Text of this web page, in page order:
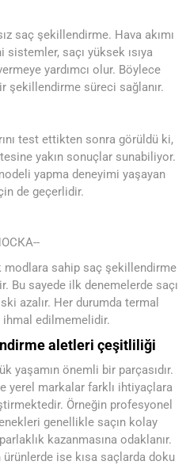
saç şekillendirme. Hava akımı
saçı yüksek ısıya
yardımcı olur. Böylece
şekillendirme süreci sağlanır.
test ettikten sonra görüldü ki,
yakın sonuçlar sunabiliyor.
yapma deneyimi yaşayan
de geçerlidir.
sahip saç şekillendirme
Bu sayede ilk denemelerde saçı
azalır. Her durumda termal
ihmal edilmemelidir.
aletleri çeşitliliği
yaşamın önemli bir parçasıdır.
yerel markalar farklı ihtiyaçlara
Örneğin profesyonel
genellikle saçın kolay
kazanmasına odaklanır.
ise kısa saçlarda doku